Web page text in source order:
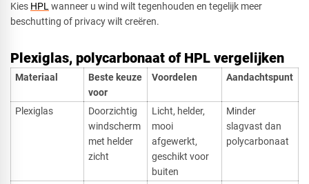
Kies HPLwanneer u wind wilt tegenhouden en tegelijk meer
beschutting of privacy wilt creëren.
Plexiglas, polycarbonaat of HPL vergelijken
Materiaal
Beste keuze
voor
Voordelen Aandachtspunt
Plexiglas
Doorzichtig
windscherm
met helder
zicht
Licht, helder,
mooi
afgewerkt,
geschikt voor
buiten
Minder
slagvast dan
polycarbonaat